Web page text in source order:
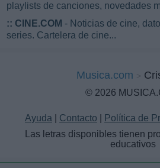
playlists de canciones, novedades
:: CINE.COM - Noticias de cine,
series. Cartelera de cine...
Musica.com
© 2026
Ayuda Contacto
Política de
Las letras disponibles tienen
educativos